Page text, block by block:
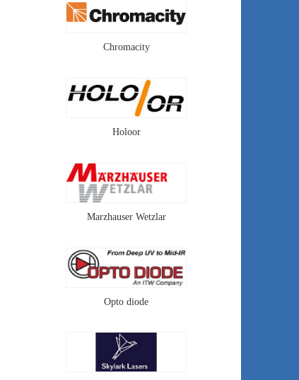
Chromacity
Holoor
Marzhauser Wetzlar
Opto diode